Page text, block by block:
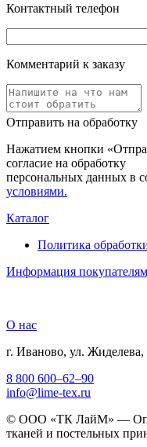
Контактный телефон
Комментарий к заказу
Отправить на обработку
Нажатием кнопки
согласие на обработку
персональных данных в
условиями.
Каталог
Политика
Информация покупателям
О нас
г. Иваново, ул.
8 800 600–62–90
info@lime-tex.ru
© ООО «ТК ЛайМ» —
тканей и постельных